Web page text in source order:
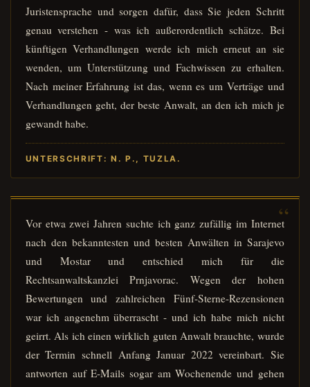
Juristensprache und sorgen dafür, dass Sie jeden Schritt
genau verstehen - was ich außerordentlich schätze. Bei
künftigen Verhandlungen werde ich mich erneut an sie
wenden, um Unterstützung und Fachwissen zu erhalten.
Nach meiner Erfahrung ist das, wenn es um Verträge und
Verhandlungen geht, der beste Anwalt, an den ich mich je
gewandt habe.
UNTERSCHRIFT: N. P., TUZLA.
Vor etwa zwei Jahren suchte ich ganz zufällig im Internet
nach den bekanntesten und besten Anwälten in Sarajevo
und Mostar und entschied mich für die
Rechtsanwaltskanzlei Prnjavorac. Wegen der hohen
Bewertungen und zahlreichen Fünf-Sterne-Rezensionen
war ich angenehm überrascht - und ich habe mich nicht
geirrt. Als ich einen wirklich guten Anwalt brauchte, wurde
der Termin schnell Anfang Januar 2022 vereinbart. Sie
antworten auf E-Mails sogar am Wochenende und gehen